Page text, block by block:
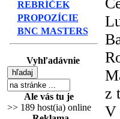
REBRÍČEK
PROPOZÍCIE
BNC MASTERS
Vyhľadávnie
Ale vás tu je
>> 189 host(ia) online
z
V